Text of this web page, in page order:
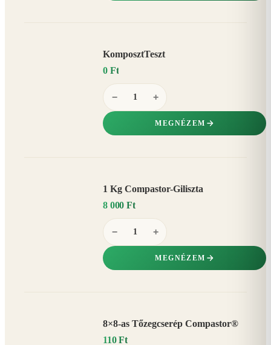
KomposztTeszt
0 Ft
− +
MEGNÉZEM
1 Kg Compastor-Giliszta
8 000 Ft
− +
MEGNÉZEM
8×8-as Tőzegcserép Compastor®
110 Ft